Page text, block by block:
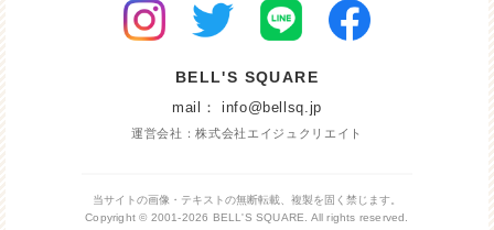
BELL'S SQUARE
mail： info@bellsq.jp
運営会社：株式会社エイジュクリエイト
当サイトの画像・テキストの無断転載、複製を固く禁じます。
Copyright © 2001-2026 BELL'S SQUARE. All rights reserved.